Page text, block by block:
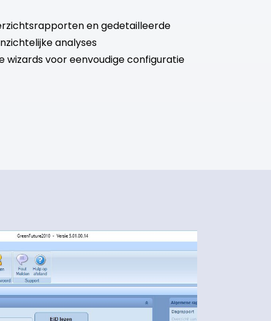
en gedetailleerde
analyses
wizards voor eenvoudige configuratie